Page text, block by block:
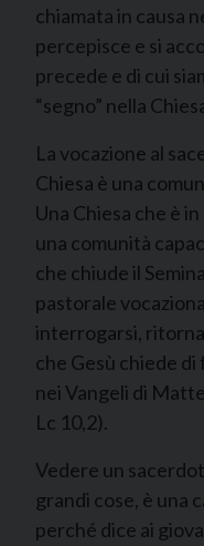
chiamata in causa
percepisce e si
precede e di cui
“segno” nella
La vocazione al
Chiesa è una
Una Chiesa che è
una comunità
che chiude il
pastorale
interrogarsi,
che Gesù chiede
nei Vangeli di
Lc 10,2).
Vedere un
grandi cose, è una
perché dice ai